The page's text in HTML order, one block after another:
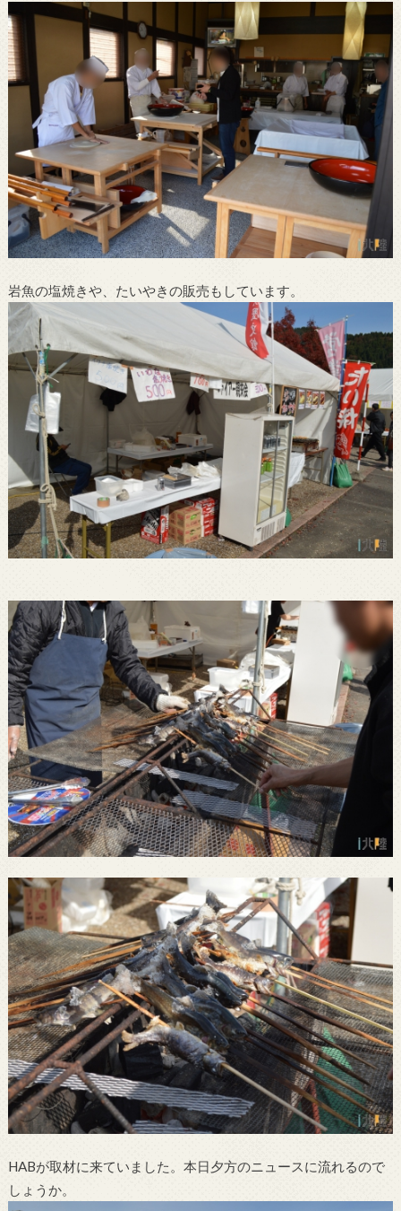
岩魚の塩焼きや、たいやきの販売もしています。
HABが取材に来ていました。本日夕方のニュースに流れるので
しょうか。